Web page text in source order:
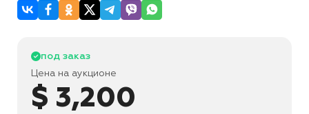
под заказ
Цена на аукционе
$ 3,200